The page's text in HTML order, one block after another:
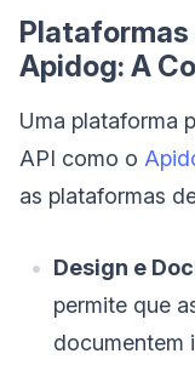
Plataformas
Apidog: A
Uma plataforma
API como o
as plataformas
Design e
permite que
documentem